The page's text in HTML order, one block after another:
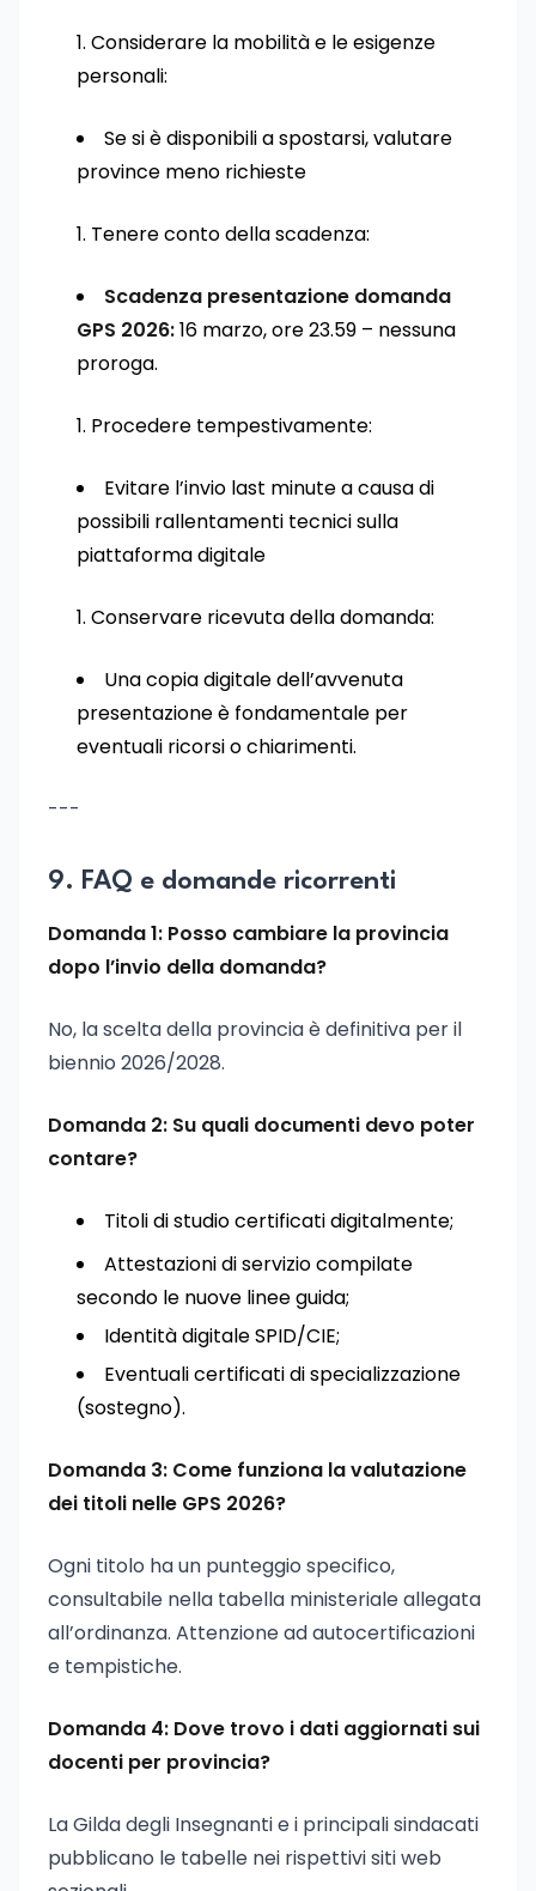
Considerare la mobilità e le esigenze
personali:
Se si è disponibili a spostarsi, valutare
province meno richieste
Tenere conto della scadenza:
Scadenza presentazione domanda
GPS 2026:16 marzo, ore 23.59 – nessuna
proroga.
Procedere tempestivamente:
Evitare l’invio last minute a causa di
possibili rallentamenti tecnici sulla
piattaforma digitale
Conservare ricevuta della domanda:
Una copia digitale dell’avvenuta
presentazione è fondamentale per
eventuali ricorsi o chiarimenti.
---
9. FAQ e domande ricorrenti
Domanda 1: Posso cambiare la provincia
dopo l’invio della domanda?
No, la scelta della provincia è definitiva per il
biennio 2026/2028.
Domanda 2: Su quali documenti devo poter
contare?
Titoli di studio certificati digitalmente;
Attestazioni di servizio compilate
secondo le nuove linee guida;
Identità digitale SPID/CIE;
Eventuali certificati di specializzazione
(sostegno).
Domanda 3: Come funziona la valutazione
dei titoli nelle GPS 2026?
Ogni titolo ha un punteggio specifico,
consultabile nella tabella ministeriale allegata
all’ordinanza. Attenzione ad autocertificazioni
e tempistiche.
Domanda 4: Dove trovo i dati aggiornati sui
docenti per provincia?
La Gilda degli Insegnanti e i principali sindacati
pubblicano le tabelle nei rispettivi siti web